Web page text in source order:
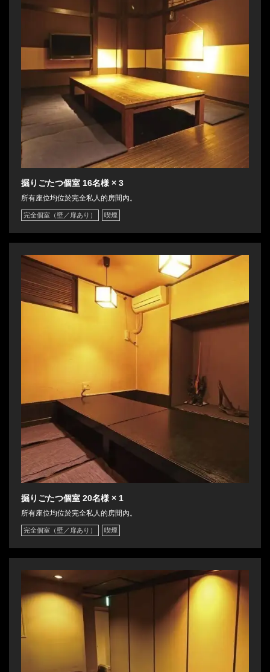
掘りごたつ個室 16名様 × 3
所有座位均位於完全私人的房間內。
完全個室（壁／扉あり） 喫煙
掘りごたつ個室 20名様 × 1
所有座位均位於完全私人的房間內。
完全個室（壁／扉あり） 喫煙